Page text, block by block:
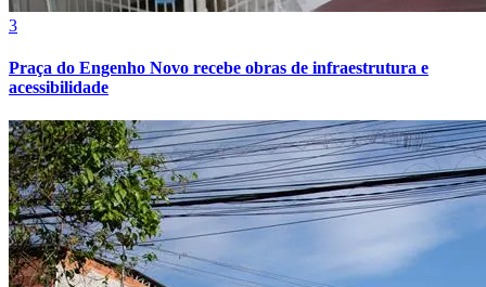
3
Praça do Engenho Novo recebe obras de infraestrutura e
acessibilidade